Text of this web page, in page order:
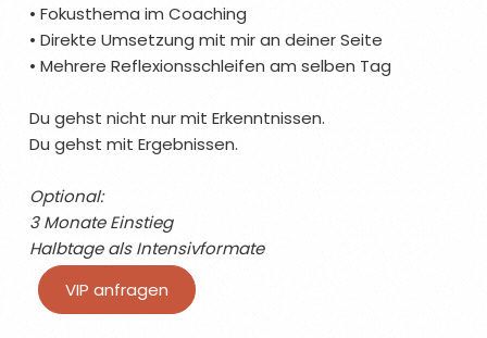
• Fokusthema im Coaching
• Direkte Umsetzung mit mir an deiner Seite
• Mehrere Reflexionsschleifen am selben Tag
Du gehst nicht nur mit Erkenntnissen.
Du gehst mit Ergebnissen.
Optional:
3 Monate Einstieg
Halbtage als Intensivformate
VIP anfragen